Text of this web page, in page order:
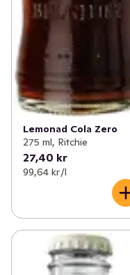
Lemonad Cola Zero
275 ml, Ritchie
27,40 kr
99,64 kr /l